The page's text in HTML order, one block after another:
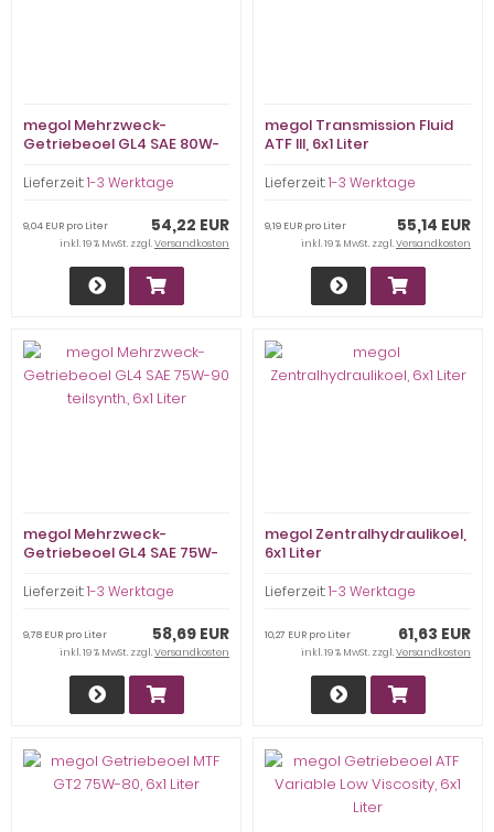
megol Mehrzweck-
Getriebeoel GL4 SAE 80W-
Lieferzeit:1-3 Werktage
54,22 EUR
9,04 EUR pro Liter
inkl. 19 % MwSt. zzgl.Versandkosten
megol Transmission Fluid
ATF III, 6x1 Liter
Lieferzeit:1-3 Werktage
55,14 EUR
9,19 EUR pro Liter
inkl. 19 % MwSt. zzgl.Versandkosten
megol Mehrzweck-
Getriebeoel GL4 SAE 75W-
Lieferzeit:1-3 Werktage
58,69 EUR
9,78 EUR pro Liter
inkl. 19 % MwSt. zzgl.Versandkosten
megol Zentralhydraulikoel,
6x1 Liter
Lieferzeit:1-3 Werktage
61,63 EUR
10,27 EUR pro Liter
inkl. 19 % MwSt. zzgl.Versandkosten